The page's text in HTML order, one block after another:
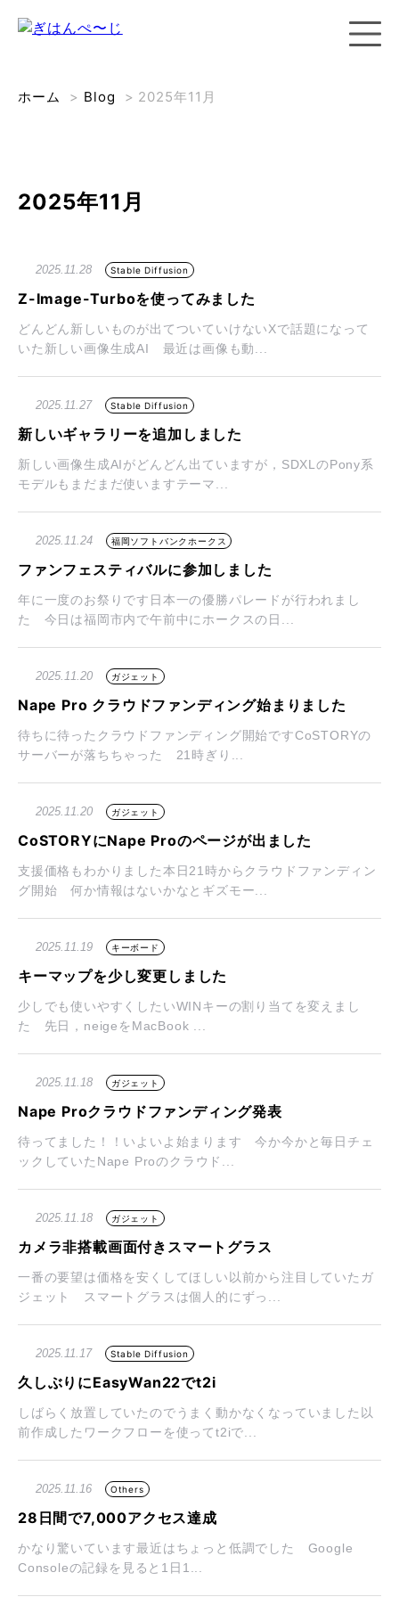
ホーム > Blog > 2025年11月
2025年11月
2025.11.28 Stable Diffusion
Z-Image-Turboを使ってみました
どんどん新しいものが出てついていけないXで話題になって
いた新しい画像生成AI 最近は画像も動...
2025.11.27 Stable Diffusion
新しいギャラリーを追加しました
新しい画像生成AIがどんどん出ていますが，SDXLのPony系
モデルもまだまだ使いますテーマ...
2025.11.24 福岡ソフトバンクホークス
ファンフェスティバルに参加しました
年に一度のお祭りです日本一の優勝パレードが行われまし
た 今日は福岡市内で午前中にホークスの日...
2025.11.20 ガジェット
Nape Pro クラウドファンディング始まりました
待ちに待ったクラウドファンディング開始ですCoSTORYの
サーバーが落ちちゃった 21時ぎり...
2025.11.20 ガジェット
CoSTORYにNape Proのページが出ました
支援価格もわかりました本日21時からクラウドファンディン
グ開始 何か情報はないかなとギズモー...
2025.11.19 キーボード
キーマップを少し変更しました
少しでも使いやすくしたいWINキーの割り当てを変えまし
た 先日，neigeをMacBook ...
2025.11.18 ガジェット
Nape Proクラウドファンディング発表
待ってました！！いよいよ始まります 今か今かと毎日チェ
ックしていたNape Proのクラウド...
2025.11.18 ガジェット
カメラ非搭載画面付きスマートグラス
一番の要望は価格を安くしてほしい以前から注目していたガ
ジェット スマートグラスは個人的にずっ...
2025.11.17 Stable Diffusion
久しぶりにEasyWan22でt2i
しばらく放置していたのでうまく動かなくなっていました以
前作成したワークフローを使ってt2iで...
2025.11.16 Others
28日間で7,000アクセス達成
かなり驚いています最近はちょっと低調でした Google
Consoleの記録を見ると1日1...